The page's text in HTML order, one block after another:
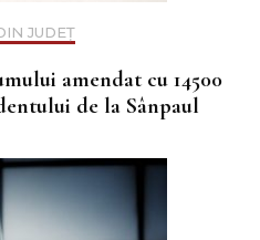
JUDEȚ
amendat cu 14500
de la Sânpaul